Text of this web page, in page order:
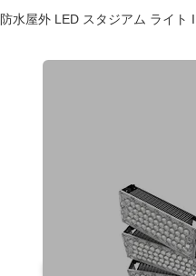
防水屋外 LED スタジアム ライト